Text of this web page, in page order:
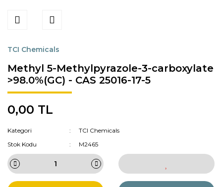
TCI Chemicals
Methyl 5-Methylpyrazole-3-carboxylate
>98.0%(GC) - CAS 25016-17-5
0,00 TL
Kategori
TCI Chemicals
Stok Kodu
M2465